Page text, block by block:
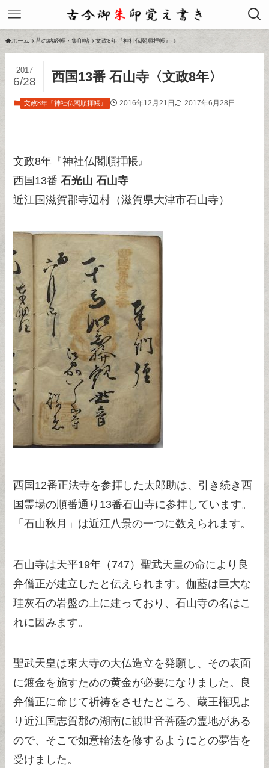
ホーム 昔の納経帳・集印帖 文政8年『神社仏閣順拝帳』
西国13番 石山寺〈文政8年〉
2017
6/28
文政8年『神社仏閣順拝帳』 2016年12月21日 2017年6月28日
文政8年『神社仏閣順拝帳』
西国13番石光山 石山寺
近江国滋賀郡寺辺村（滋賀県大津市石山寺）
西国12番正法寺を参拝した太郎助は、引き続き西
国霊場の順番通り13番石山寺に参拝しています。
「石山秋月」は近江八景の一つに数えられます。
石山寺は天平19年（747）聖武天皇の命により良
弁僧正が建立したと伝えられます。伽藍は巨大な
珪灰石の岩盤の上に建っており、石山寺の名はこ
れに因みます。
聖武天皇は東大寺の大仏造立を発願し、その表面
に鍍金を施すための黄金が必要になりました。良
弁僧正に命じて祈祷をさせたところ、蔵王権現よ
り近江国志賀郡の湖南に観世音菩薩の霊地がある
ので、そこで如意輪法を修するようにとの夢告を
受けました。